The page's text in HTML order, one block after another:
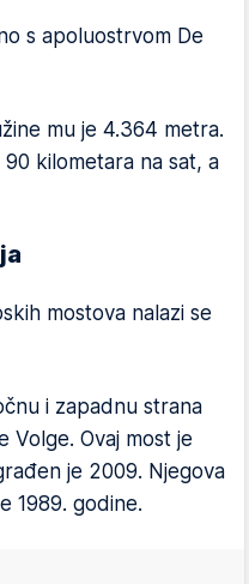
s apoluostrvom De
mu je 4.364 metra.
kilometara na sat, a
mostova nalazi se
i zapadnu strana
Ovaj most je
je 2009. Njegova
1989. godine.